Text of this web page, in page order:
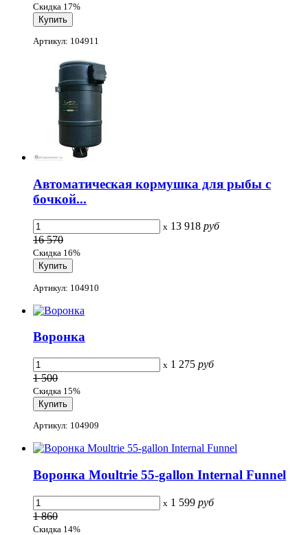
Скидка 17%
Артикул: 104911
Автоматическая кормушка для рыбы с
бочкой...
x 13 918 руб
16 570
Скидка 16%
Артикул: 104910
Воронка
x 1 275 руб
1 500
Скидка 15%
Артикул: 104909
Воронка Moultrie 55-gallon Internal Funnel
x 1 599 руб
1 860
Скидка 14%